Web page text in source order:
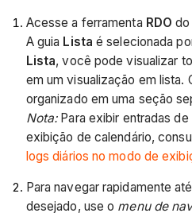
Acesse a ferramenta RDO do
A guia Lista é selecionada
Lista, você pode visualizar
em um visualização em lista.
organizado em uma seção
Nota:Para exibir entradas
exibição de calendário,
logs diários no modo de
Para navegar rapidamente
desejado, use o menu de